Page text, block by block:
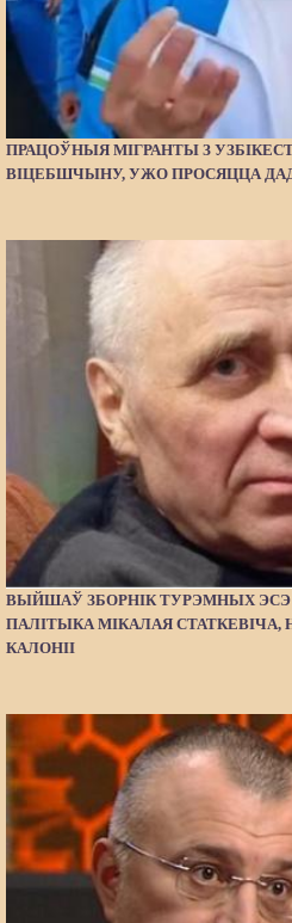
ПРАЦОЎНЫЯ МІГРАНТЫ З
ВІЦЕБШЧЫНУ, УЖО ПРОСЯЦЦА
ВЫЙШАЎ ЗБОРНІК ТУРЭМНЫХ ЭСЭ
ПАЛІТЫКА МІКАЛАЯ
КАЛОНІІ